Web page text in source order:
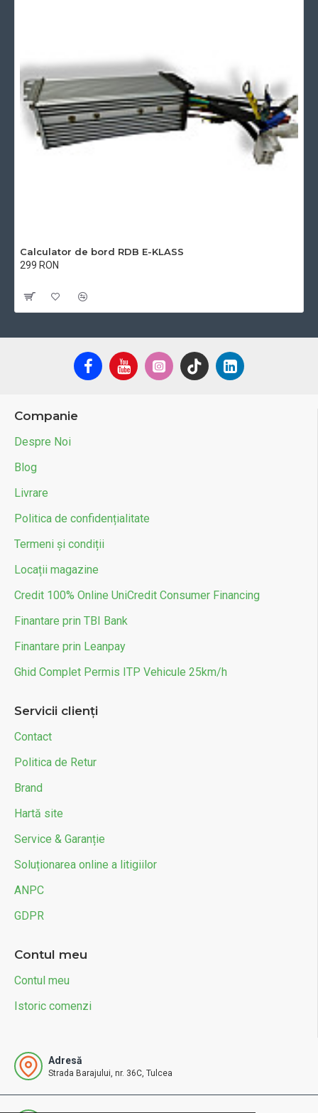
Calculator de bord RDB E-KLASS
299 RON
Companie
Despre Noi
Blog
Livrare
Politica de confidențialitate
Termeni și condiții
Locații magazine
Credit 100% Online UniCredit Consumer Financing
Finantare prin TBI Bank
Finantare prin Leanpay
Ghid Complet Permis ITP Vehicule 25km/h
Servicii clienți
Contact
Politica de Retur
Brand
Hartă site
Service & Garanție
Soluționarea online a litigiilor
ANPC
GDPR
Contul meu
Contul meu
Istoric comenzi
Adresă
Strada Barajului, nr. 36C, Tulcea